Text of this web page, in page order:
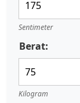
Sentimeter
Berat:
Kilogram